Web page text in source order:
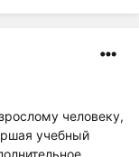
человеку,
учебный